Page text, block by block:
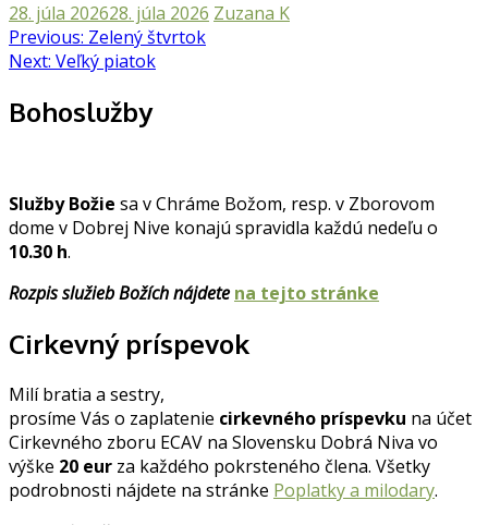
28. júla 202628. júla 2026 Zuzana K
Navigácia
v
článku
Previous: Zelený štvrtok
Next: Veľký piatok
Bohoslužby
Služby Božie sa v Chráme Božom, resp. v Zborovom
dome v Dobrej Nive konajú spravidla každú nedeľu o
10.30 h.
Rozpis služieb Božích nájdete na tejto stránke
Cirkevný príspevok
Milí bratia a sestry,
prosíme Vás o zaplatenie cirkevného príspevku na účet
Cirkevného zboru ECAV na Slovensku Dobrá Niva vo
výške 20 eur za každého pokrsteného člena. Všetky
podrobnosti nájdete na stránke Poplatky a milodary.